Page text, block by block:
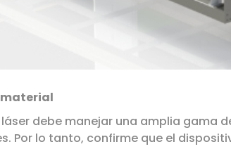
debe manejar una amplia gama
Por lo tanto, confirme que el